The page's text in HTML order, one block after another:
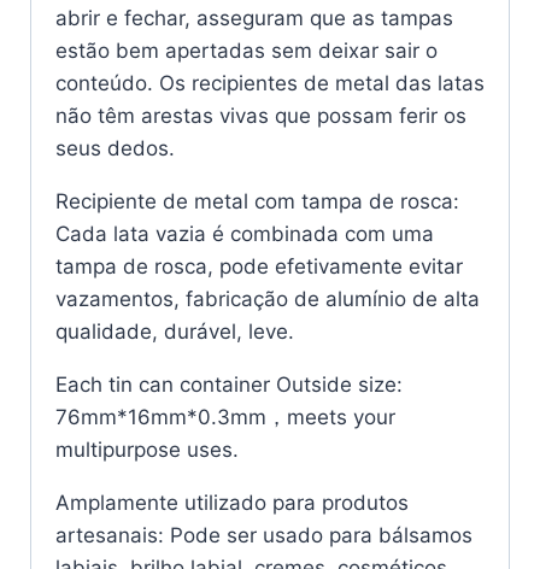
abrir e fechar, asseguram que as tampas
estão bem apertadas sem deixar sair o
conteúdo. Os recipientes de metal das latas
não têm arestas vivas que possam ferir os
seus dedos.
Recipiente de metal com tampa de rosca:
Cada lata vazia é combinada com uma
tampa de rosca, pode efetivamente evitar
vazamentos, fabricação de alumínio de alta
qualidade, durável, leve.
Each tin can container Outside size:
76mm*16mm*0.3mm，meets your
multipurpose uses.
Amplamente utilizado para produtos
artesanais: Pode ser usado para bálsamos